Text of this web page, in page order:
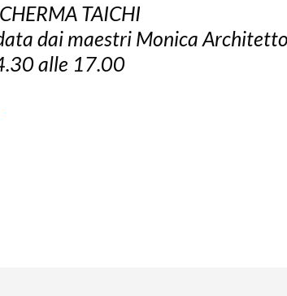
TAICHI
dai maestri Monica
alle 17.00